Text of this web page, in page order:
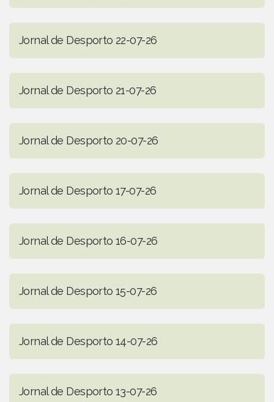
Jornal de Desporto 22-07-26
Jornal de Desporto 21-07-26
Jornal de Desporto 20-07-26
Jornal de Desporto 17-07-26
Jornal de Desporto 16-07-26
Jornal de Desporto 15-07-26
Jornal de Desporto 14-07-26
Jornal de Desporto 13-07-26